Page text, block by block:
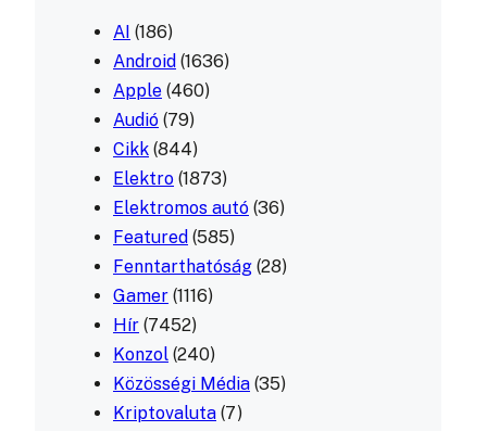
AI (186)
Android (1636)
Apple (460)
Audió (79)
Cikk (844)
Elektro (1873)
Elektromos autó (36)
Featured (585)
Fenntarthatóság (28)
Gamer (1116)
Hír (7452)
Konzol (240)
Közösségi Média (35)
Kriptovaluta (7)